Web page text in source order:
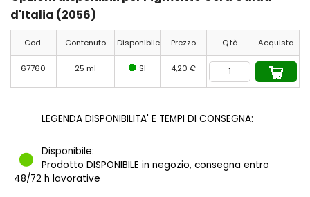
d'Italia (2056)
Cod. Contenuto Disponibile Prezzo Q.tà Acquista
67760 25 ml SI 4,20 €
LEGENDA DISPONIBILITA' E TEMPI DI CONSEGNA:
Disponibile:
Prodotto DISPONIBILE in negozio, consegna entro
48/72 h lavorative